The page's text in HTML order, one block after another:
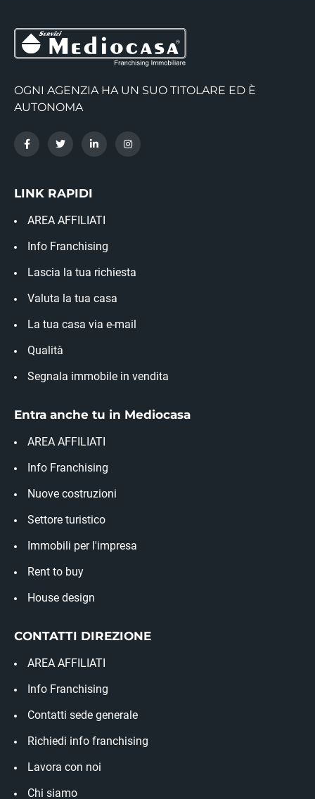
OGNI AGENZIA HA UN SUO TITOLARE ED È
AUTONOMA
LINK RAPIDI
AREA AFFILIATI
Info Franchising
Lascia la tua richiesta
Valuta la tua casa
La tua casa via e-mail
Qualità
Segnala immobile in vendita
Entra anche tu in Mediocasa
AREA AFFILIATI
Info Franchising
Nuove costruzioni
Settore turistico
Immobili per l'impresa
Rent to buy
House design
CONTATTI DIREZIONE
AREA AFFILIATI
Info Franchising
Contatti sede generale
Richiedi info franchising
Lavora con noi
Chi siamo